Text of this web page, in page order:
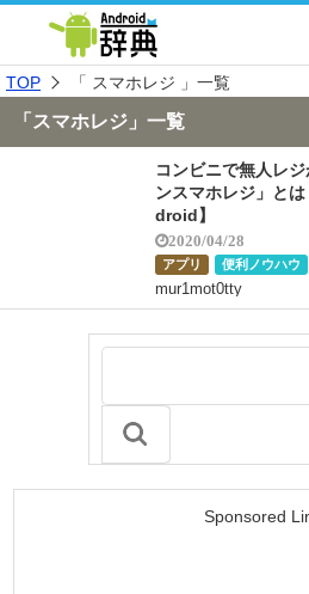
TOP 「 スマホレジ 」一覧
「スマホレジ」一覧
コンビニで無人レ
ンスマホレジ」と
droid】
2020/04/28
アプリ 便利ノウハウ
mur1mot0tty
Sponsored